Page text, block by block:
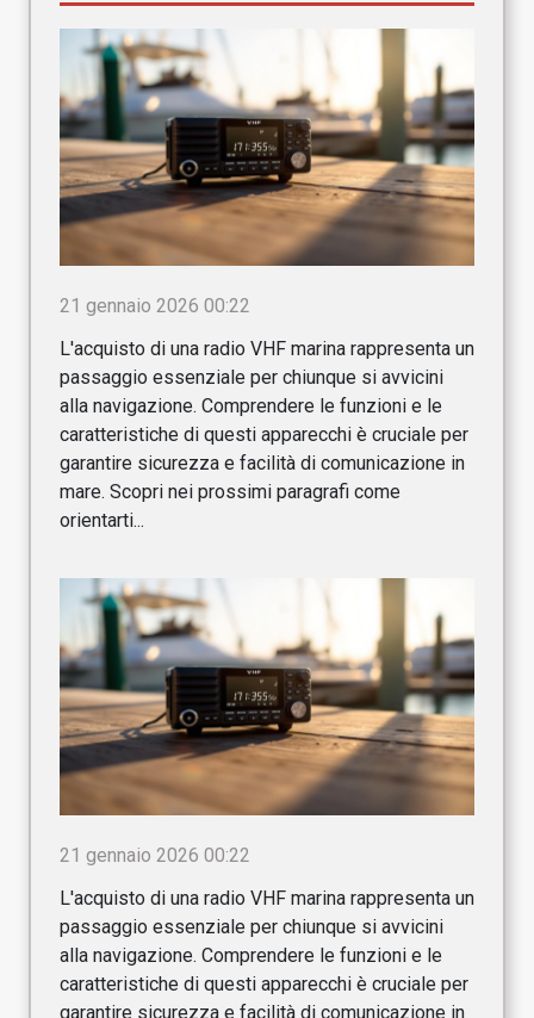
21 gennaio 2026 00:22
L'acquisto di una radio VHF marina rappresenta un
passaggio essenziale per chiunque si avvicini
alla navigazione. Comprendere le funzioni e le
caratteristiche di questi apparecchi è cruciale per
garantire sicurezza e facilità di comunicazione in
mare. Scopri nei prossimi paragrafi come
orientarti...
21 gennaio 2026 00:22
L'acquisto di una radio VHF marina rappresenta un
passaggio essenziale per chiunque si avvicini
alla navigazione. Comprendere le funzioni e le
caratteristiche di questi apparecchi è cruciale per
garantire sicurezza e facilità di comunicazione in